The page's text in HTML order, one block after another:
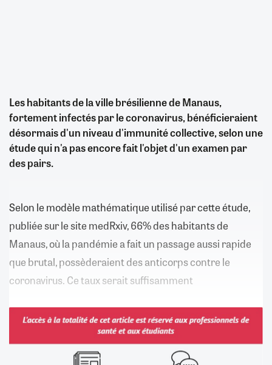
Les habitants de la ville brésilienne de Manaus,
fortement infectés par le coronavirus, bénéficieraient
désormais d'un niveau d'immunité collective, selon une
étude qui n'a pas encore fait l'objet d'un examen par
des pairs.
Selon le modèle mathématique utilisé par cette étude,
publiée sur le site medRxiv, 66% des habitants de
Manaus, où la pandémie a fait un passage aussi rapide
que brutal, possèderaient des anticorps contre le
coronavirus. Ce taux serait suffisamment